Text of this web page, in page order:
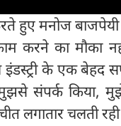
हुए मनोज
करने का मौका
इंडस्ट्री के एक बेहद
संपर्क किया, मुझे
लगातार चलती